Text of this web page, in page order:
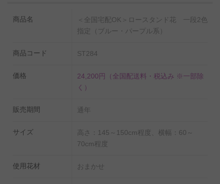
商品名
＜全国宅配OK＞ロースタンド花 一段2色
指定（ブルー・パープル系）
商品コード ST284
価格 24,200円
（全国配送料・税込み ※一部除
く）
販売期間 通年
サイズ
高さ：145～150cm程度、横幅：60～
70cm程度
使用花材 おまかせ